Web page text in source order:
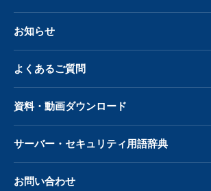
お知らせ
よくあるご質問
資料・動画ダウンロード
サーバー・ セキュリティ用語辞典
お問い合わせ